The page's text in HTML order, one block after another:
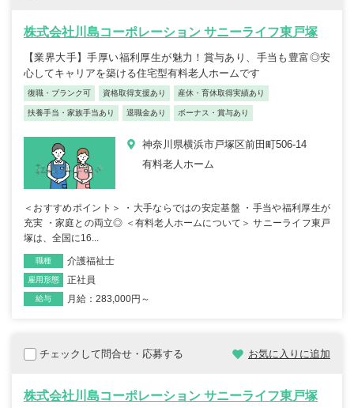
株式会社川島コーポレーション サニーライフ東戸塚
【業界大手】手厚い福利厚生が魅力！賞与あり、手当も豊富◎安
心してキャリアを築ける住宅型有料老人ホームです
復職・ブランク可 資格取得支援あり 産休・育休取得実績あり
扶養手当・家族手当あり 退職金あり ボーナス・賞与あり
神奈川県横浜市戸塚区前田町506-14
有料老人ホーム
＜おすすめポイント＞ ・大手ならではの安定基盤 ・手当や福利厚生が
充実 ・家庭との両立◎ ＜有料老人ホームについて＞ サニーライフ東戸
塚は、全国に16...
職種 介護福祉士
雇用形態 正社員
給与 月給：283,000円～
チェックして問合せ・応募する お気に入りに追加
株式会社川島コーポレーション サニーライフ東戸塚